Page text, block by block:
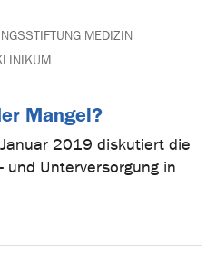
MEDIZIN
Mangel?
2019 diskutiert die
und Unterversorgung in